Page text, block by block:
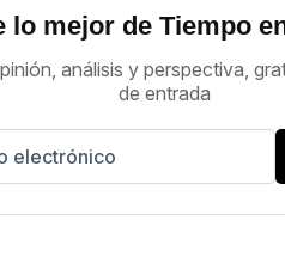
lo mejor de Tiempo
análisis y perspectiva,
de entrada